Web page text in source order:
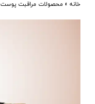
خانه » محصولات مراقبت پوست